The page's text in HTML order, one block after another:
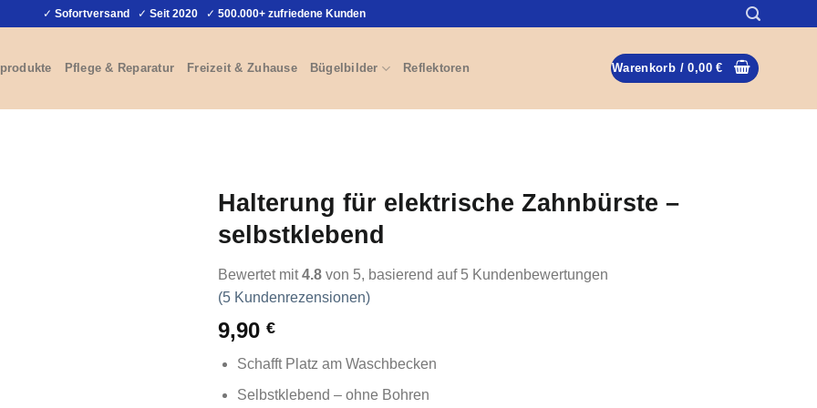
✓ Sofortversand ✓ Seit 2020 ✓ 500.000+ zufriedene Kunden
Pflege & Reparatur Freizeit & Zuhause Bügelbilder Reflektoren Warenkorb /0,00€
Halterung für elektrische Zahnbürste –
selbstklebend
Bewertet mit4.8 von 5, basierend auf 5 Kundenbewertungen
(5 Kundenrezensionen)
9,90 €
Schafft Platz am Waschbecken
Selbstklebend – ohne Bohren